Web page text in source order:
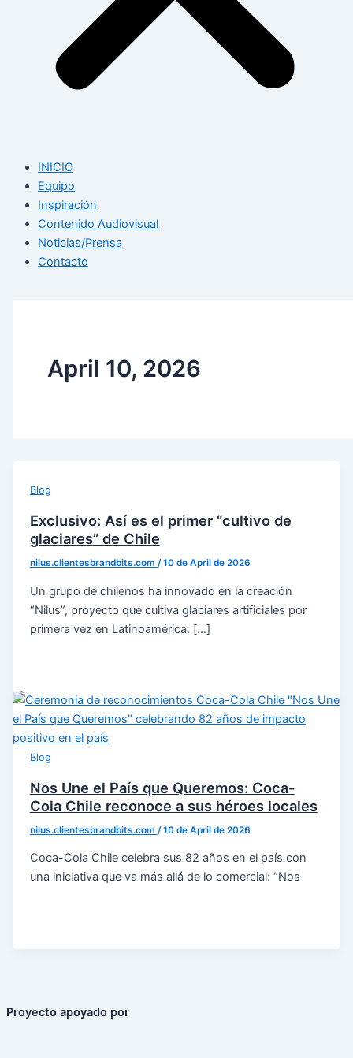
INICIO
Equipo
Inspiración
Contenido Audiovisual
Noticias/Prensa
Contacto
April 10, 2026
Blog
Exclusivo: Así es el primer “cultivo de
glaciares” de Chile
nilus.clientesbrandbits.com /10 de April de 2026
Un grupo de chilenos ha innovado en la creación
“Nilus”, proyecto que cultiva glaciares artificiales por
primera vez en Latinoamérica. […]
Blog
Nos Une el País que Queremos: Coca-
Cola Chile reconoce a sus héroes locales
nilus.clientesbrandbits.com /10 de April de 2026
Coca-Cola Chile celebra sus 82 años en el país con
una iniciativa que va más allá de lo comercial: “Nos
Proyecto apoyado por